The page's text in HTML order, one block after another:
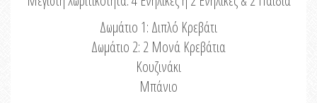
Δωμάτιο 1: Διπλό Κρεβάτι
Δωμάτιο 2: 2 Μονά Κρεβάτια
Κουζινάκι
Μπάνιο